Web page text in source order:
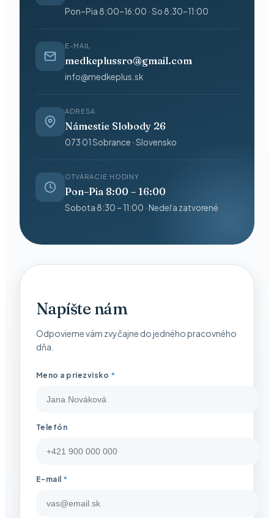
Pon–Pia 8:00–16:00 · So 8:30–11:00
E-MAIL
medkeplussro@gmail.com
info@medkeplus.sk
ADRESA
Námestie Slobody 26
073 01 Sobrance · Slovensko
OTVÁRACIE HODINY
Pon–Pia 8:00 – 16:00
Sobota 8:30 – 11:00 · Nedeľa zatvorené
Napíšte nám
Odpovieme vám zvyčajne do jedného pracovného
dňa.
Meno a priezvisko *
Telefón
E-mail *